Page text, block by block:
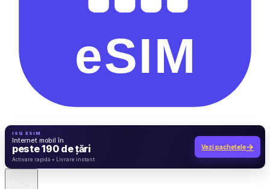
ISQ ESIM
Internet mobil în
peste 190 de țări Vezi pachetele→